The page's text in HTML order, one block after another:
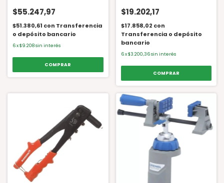
$55.247,97
$51.380,61 con Transferencia
o depósito bancario
6x$9.208sin interés
$19.202,17
$17.858,02 con
Transferencia o depósito
bancario
6 x$3.200,36 sin interés